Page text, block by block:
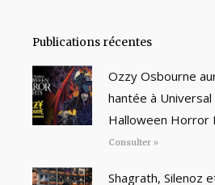
Publications récentes
Ozzy Osbourne
hantée à
Halloween Horror
Consulter »
Shagrath, Silenoz